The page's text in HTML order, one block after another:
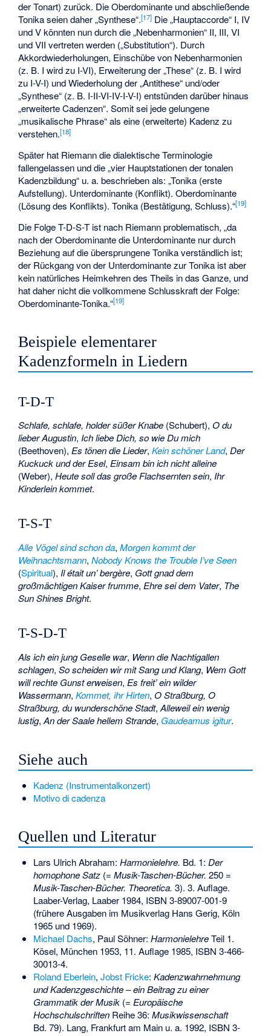
der Tonart) zurück. Die Oberdominante und abschließende
Tonika seien daher „Synthese“.[17] Die „Hauptaccorde“ I, IV
und V könnten nun durch die „Nebenharmonien“ II, III, VI
und VII vertreten werden („Substitution“). Durch
Akkordwiederholungen, Einschübe von Nebenharmonien
(z. B. I wird zu I-VI), Erweiterung der „These“ (z. B. I wird
zu I-V-I) und Wiederholung der „Antithese“ und/oder
„Synthese“ (z. B. I-II-VI-IV-I-V-I) entstünden darüber hinaus
„erweiterte Cadenzen“. Somit sei jede gelungene
„musikalische Phrase“ als eine (erweiterte) Kadenz zu
verstehen.[18]
Später hat Riemann die dialektische Terminologie
fallengelassen und die „vier Hauptstationen der tonalen
Kadenzbildung“ u. a. beschrieben als: „Tonika (erste
Aufstellung). Unterdominante (Konflikt). Oberdominante
(Lösung des Konflikts). Tonika (Bestätigung, Schluss).“[19]
Die Folge T-D-S-T ist nach Riemann problematisch, „da
nach der Oberdominante die Unterdominante nur durch
Beziehung auf die übersprungene Tonika verständlich ist;
der Rückgang von der Unterdominante zur Tonika ist aber
kein natürliches Heimkehren des Theils in das Ganze, und
hat daher nicht die vollkommene Schlusskraft der Folge:
Oberdominante-Tonika.“[19]
Beispiele elementarer
Kadenzformeln in Liedern
T-D-T
Schlafe, schlafe, holder süßer Knabe (Schubert),O du
lieber Augustin, Ich liebe Dich, so wie Du mich
(Beethoven), Es tönen die Lieder,Kein schöner Land,Der
Kuckuck und der Esel, Einsam bin ich nicht alleine
(Weber),Heute soll das große Flachsernten sein, Ihr
Kinderlein kommet.
T-S-T
Alle Vögel sind schon da,Morgen kommt der
Weihnachtsmann,Nobody Knows the Trouble I’ve Seen
(Spiritual), Il était un’ bergère, Gott gnad dem
großmächtigen Kaiser frumme, Ehre sei dem Vater, The
Sun Shines Bright.
T-S-D-T
Als ich ein jung Geselle war, Wenn die Nachtigallen
schlagen,So scheiden wir mit Sang und Klang, Wem Gott
will rechte Gunst erweisen, Es freit’ ein wilder
Wassermann,Kommet, ihr Hirten,O Straßburg, O
Straßburg, du wunderschöne Stadt,Alleweil ein wenig
lustig,An der Saale hellem Strande, Gaudeamus igitur.
Siehe auch
Kadenz (Instrumentalkonzert)
Motivo di cadenza
Quellen und Literatur
Lars Ulrich Abraham: Harmonielehre. Bd. 1: Der
homophone Satz(= Musik-Taschen-Bücher. 250 =
Musik-Taschen-Bücher. Theoretica. 3). 3. Auflage.
Laaber-Verlag, Laaber 1984, ISBN 3-89007-001-9
(frühere Ausgaben im Musikverlag Hans Gerig, Köln
1965 und 1969).
Michael Dachs, Paul Söhner: HarmonielehreTeil 1.
Kösel, München 1953, 11. Auflage 1985, ISBN 3-466-
30013-4.
Roland Eberlein, Jobst Fricke: Kadenzwahrnehmung
und Kadenzgeschichte – ein Beitrag zu einer
Grammatik der Musik(= Europäische
HochschulschriftenReihe 36: Musikwissenschaft
Bd. 79). Lang, Frankfurt am Main u. a. 1992, ISBN 3-